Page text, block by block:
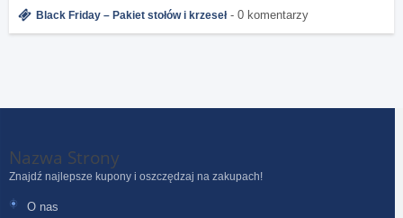
Black Friday – Pakiet stołów i krzeseł- 0 komentarzy
Nazwa Strony
Znajdź najlepsze kupony i oszczędzaj na zakupach!
O nas